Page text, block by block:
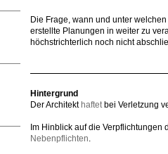
Die Frage, wann und unter
erstellte Planungen in weiter zu
höchstrichterlich noch nicht
Hintergrund
Der Architekt haftetbei Verletzung
Im Hinblick auf die
Nebenpflichten.